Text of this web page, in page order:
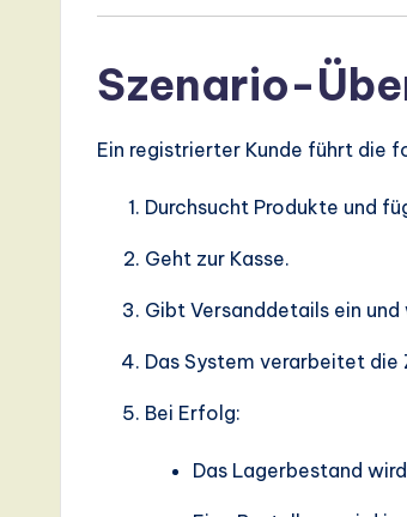
w
Szenario-
Ein registrierter Kunde führt die
Durchsucht Produkte und
Geht zur Kasse.
Gibt Versanddetails ein
Das System verarbeitet
Bei Erfolg:
Das Lagerbestand